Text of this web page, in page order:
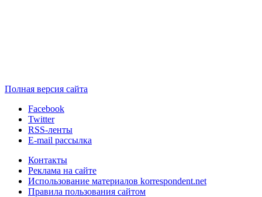
Полная версия сайта
Facebook
Twitter
RSS-ленты
E-mail рассылка
Контакты
Реклама на сайте
Использование материалов korrespondent.net
Правила пользования сайтом